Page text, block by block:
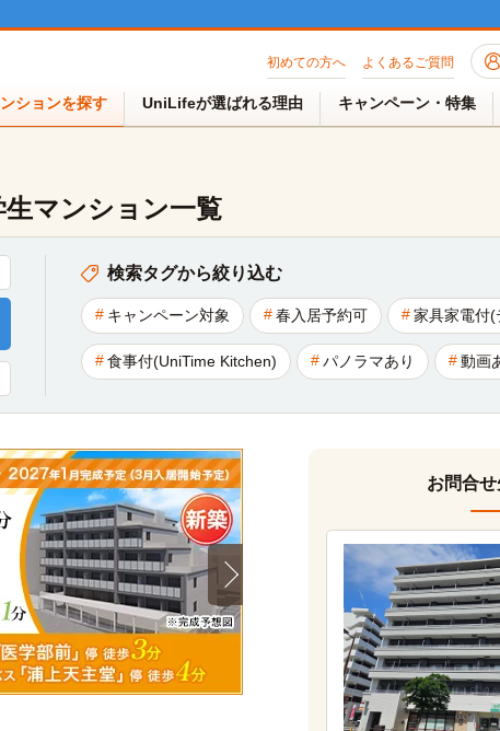
初めての方へ よくあるご質問
ションを探す UniLifeが選ばれる理由 キャンペーン・特集
マンション一覧
検索タグから絞り込む
キャンペーン対象 春入居予約可 家具家電付(
食事付(UniTime Kitchen) パノラマあり 動画
お問合